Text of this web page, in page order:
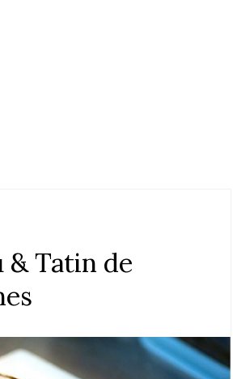
Tatin de